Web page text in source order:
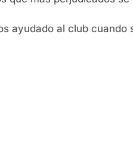
ayudado al club